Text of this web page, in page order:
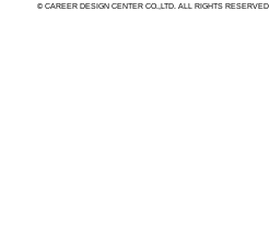
© CAREER DESIGN CENTER CO.,LTD. ALL RIGHTS RESERVED